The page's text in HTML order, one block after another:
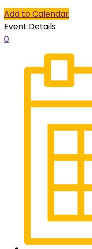
Add to Calendar
Event Details
0